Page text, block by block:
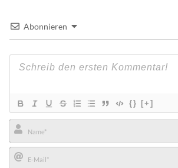
Abonnieren
{} [+]
Name*